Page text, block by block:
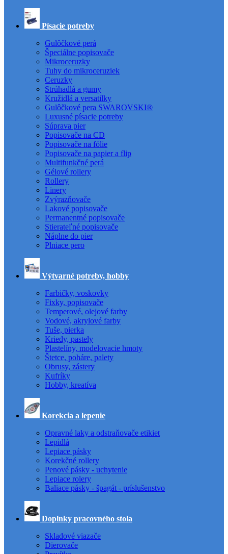
Písacie potreby
Gulôčkové perá
Špeciálne popisovače
Mikroceruzky
Tuhy do mikroceruziek
Ceruzky
Strúhadlá a gumy
Kružidlá a versatilky
Gulôčkové pera SWAROVSKI®
Luxusné písacie potreby
Súprava pier
Popisovače na CD
Popisovače na fólie
Popisovače na papier a flip
Multifunkčné perá
Gélové rollery
Rollery
Linery
Zvýrazňovače
Lakové popisovače
Permanentné popisovače
Stierateľné popisovače
Náplne do pier
Plniace pero
Výtvarné potreby, hobby
Farbičky, voskovky
Fixky, popisovače
Temperové, olejové farby
Vodové, akrylové farby
Tuše, pierka
Kriedy, pastely
Plastelíny, modelovacie hmoty
Štetce, poháre, palety
Obrusy, zástery
Kufríky
Hobby, kreatíva
Korekcia a lepenie
Opravné laky a odstraňovače etikiet
Lepidlá
Lepiace pásky
Korekčné rollery
Penové pásky - uchytenie
Lepiace rolery
Baliace pásky - špagát - príslušenstvo
Doplnky pracovného stola
Skladové viazače
Dierovače